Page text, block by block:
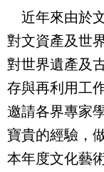
近年來由於
對文資產及世
對世界遺產及
存與再利用工
邀請各界專家
寶貴的經驗，
本年度文化藝